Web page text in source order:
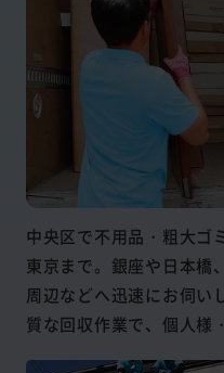
中央区で不用品・粗大ゴ
東京まで。銀座や日本橋
周辺などへ迅速にお伺い
質な回収作業で、個人様